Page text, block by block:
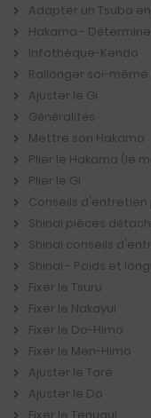
Adapter un Tsuba
Hakama -
Infothèque-Kendo
Rallonger soi-même
Ajuster le Gi
Généralités
Mettre son Hakama
Plier le Hakama (le
Plier le Gi
Conseils d'entretien
Shinai pièces
Shinai conseils
Shinai - Poids et
Fixer le Tsuru
Fixer le Nakayui
Fixer le Do-Himo
Fixer le Men-Himo
Ajuster le Tare
Ajuster le Do